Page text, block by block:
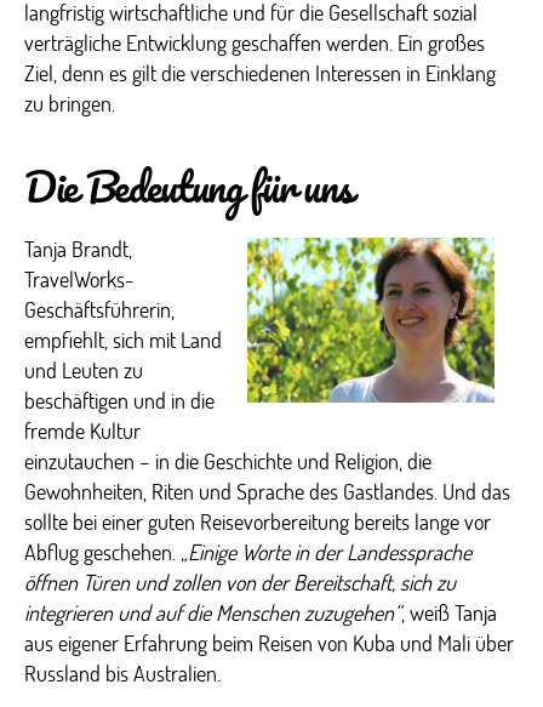
langfristig wirtschaftliche und für die Gesellschaft sozial
verträgliche Entwicklung geschaffen werden. Ein großes
Ziel, denn es gilt die verschiedenen Interessen in Einklang
zu bringen.
Die Bedeutung für uns
Tanja Brandt,
TravelWorks-
Geschäftsführerin,
empfiehlt, sich mit Land
und Leuten zu
beschäftigen und in die
fremde Kultur
einzutauchen – in die Geschichte und Religion, die
Gewohnheiten, Riten und Sprache des Gastlandes. Und das
sollte bei einer guten Reisevorbereitung bereits lange vor
Abflug geschehen. „Einige Worte in der Landessprache
öffnen Türen und zollen von der Bereitschaft, sich zu
integrieren und auf die Menschen zuzugehen“, weiß Tanja
aus eigener Erfahrung beim Reisen von Kuba und Mali über
Russland bis Australien.